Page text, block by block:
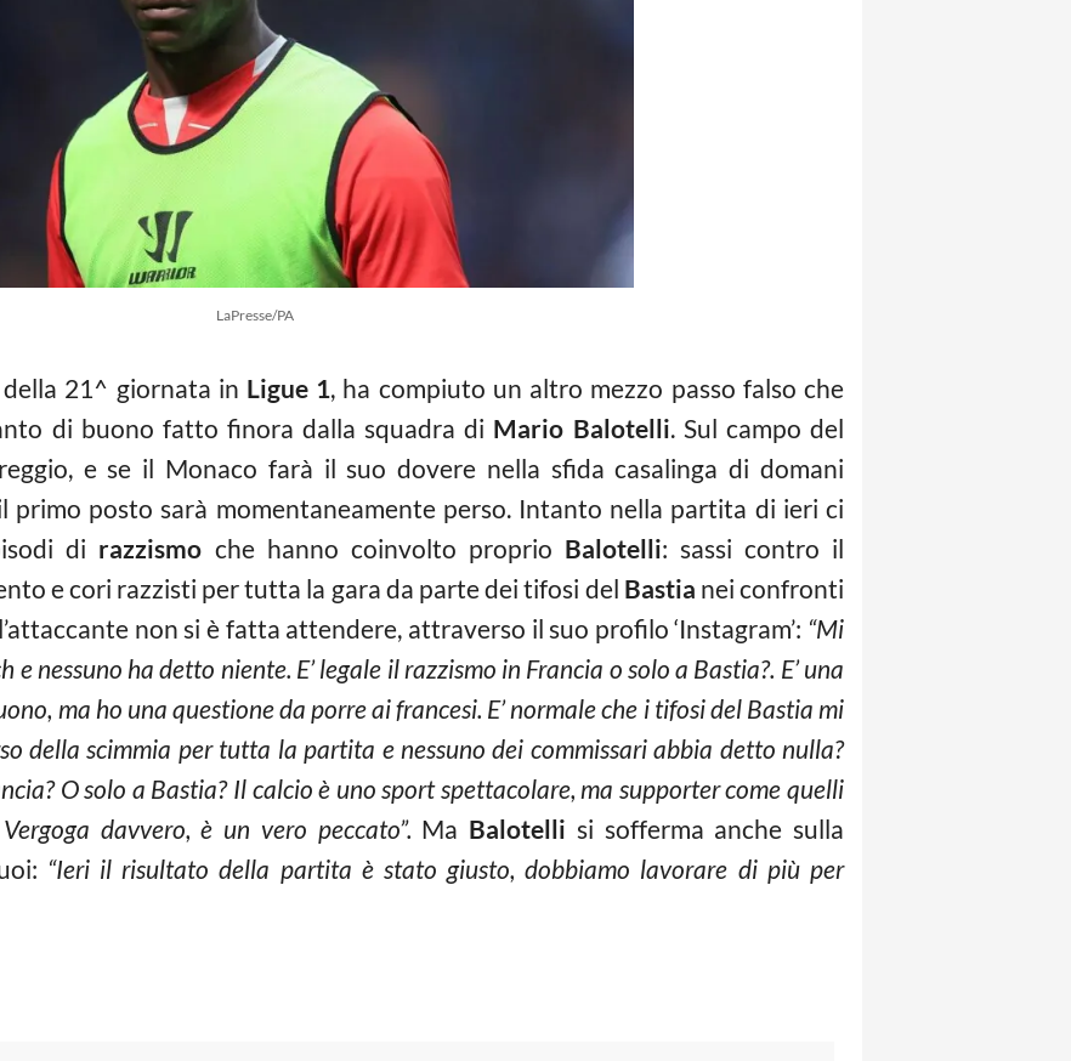
LaPresse/PA
della 21^ giornata in Ligue 1, ha compiuto un altro mezzo passo falso che
di buono fatto finora dalla squadra di Mario Balotelli. Sul campo del
e se il Monaco farà il suo dovere nella sfida casalinga di domani
primo posto sarà momentaneamente perso. Intanto nella partita di ieri ci
di razzismo che hanno coinvolto proprio Balotelli: sassi contro il
e cori razzisti per tutta la gara da parte dei tifosi del Bastia nei confronti
non si è fatta attendere, attraverso il suo profilo ‘Instagram’: “Mi
nessuno ha detto niente. E’ legale il razzismo in Francia o solo a Bastia?. E’ una
ma ho una questione da porre ai francesi. E’ normale che i tifosi del Bastia mi
della scimmia per tutta la partita e nessuno dei commissari abbia detto nulla?
O solo a Bastia? Il calcio è uno sport spettacolare, ma supporter come quelli
davvero, è un vero peccato”. Ma Balotelli si sofferma anche sulla
“Ieri il risultato della partita è stato giusto, dobbiamo lavorare di più per